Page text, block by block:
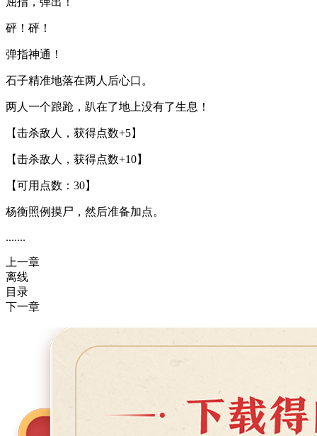
砰！砰！
弹指神通！
石子精准地落在两人后心口。
两人一个踉跄，趴在了地上没有了生息！
【击杀敌人，获得点数+5】
【击杀敌人，获得点数+10】
【可用点数：30】
杨衡照例摸尸，然后准备加点。
.......
上一章
离线
目录
下一章